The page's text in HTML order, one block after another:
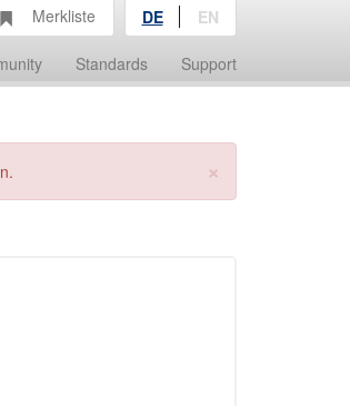
Standards Support
Merkliste DE EN
×